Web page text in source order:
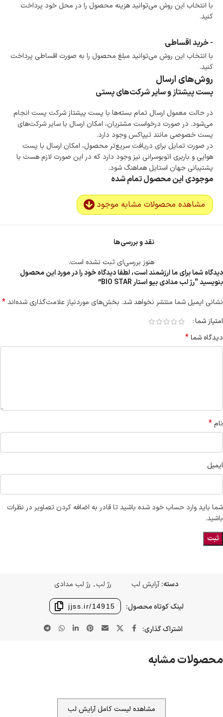
با انتخاب این روش می‌توانید هزینه محصول را در محل خود پرداخت
کنید.
- خرید اقساطی
با انتخاب این روش می‌توانید مبلغ محصول را به صورت اقساطی پرداخت
کنید.
روش‌های ارسال
پست پیشتاز و سایر شرکت‌های پستی
در حالت معمول ارسال تمام بسته‌ها با پست پیشتاز شرکت پست انجام
می‌شود. در صورت درخواست مشتریان، امکان ارسال با سایر شرکت‌های
پست خصوصی مانند تیپاکس وجود دارد.
در صورت تمایل برای دریافت سریع‌تر محصول، امکان ارسال با پست
هوایی و باربری اتوبوسرانی نیز وجود دارد که در این صورت لازم هست با
پشتیبانی جهان استایل هماهنگ شود.
موجودی این محصول تمام شده
مشاهده محصولات مشابه موجود
نقد و بررسی‌ها
هنوز بررسی‌ای ثبت نشده است.
دیدگاه شما برای ما ارزشمند است، لطفا دیدگاه خود را در مورد این محصول
بنویسید “رژ لب مدادی بیو استار BIO STAR”
نشانی ایمیل شما منتشر نخواهد شد. بخش‌های موردنیاز علامت‌گذاری شده‌اند*
امتیاز شما
دیدگاه شما*
نام*
ایمیل
شما باید وارد حساب خود شده باشید تا قادر به اضافه کردن تصاویر در نظرات
باشید.
دسته: آرایش لب رژ لب, رژ لب مدادی
لینک کوتاه محصول: jjss.ir/14915
اشتراک گذاری:
محصولات مشابه
مشاهده لیست کامل آرایش لب